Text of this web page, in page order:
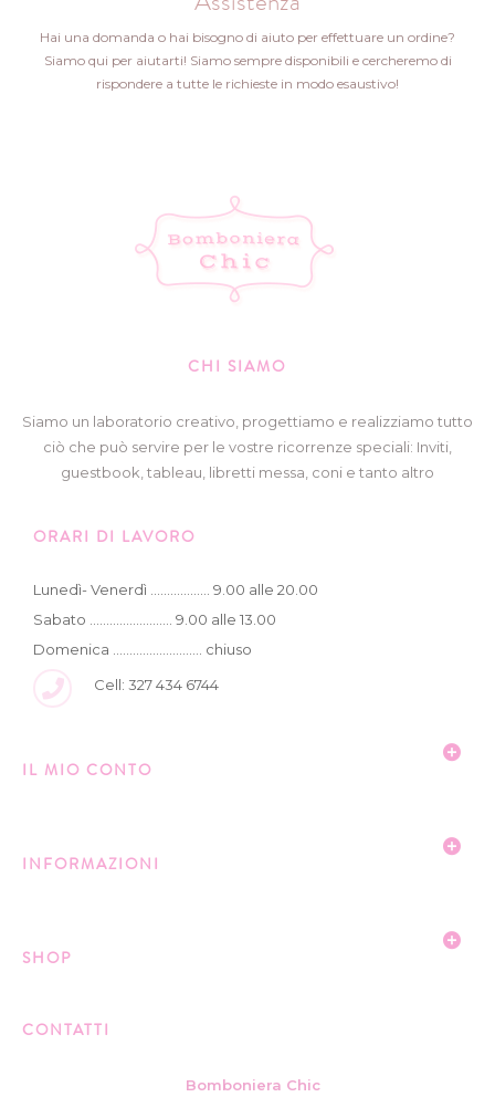
Hai una domanda o hai bisogno di aiuto per effettuare un ordine?
Siamo qui per aiutarti! Siamo sempre disponibili e cercheremo di
rispondere a tutte le richieste in modo esaustivo!
CHI SIAMO
Siamo un laboratorio creativo, progettiamo e realizziamo tutto
ciò che può servire per le vostre ricorrenze speciali: Inviti,
guestbook, tableau, libretti messa, coni e tanto altro
ORARI DI LAVORO
Lunedì- Venerdì .................. 9.00 alle 20.00
Sabato ......................... 9.00 alle 13.00
Domenica ........................... chiuso
Cell: 327 434 6744
IL MIO CONTO
INFORMAZIONI
SHOP
CONTATTI
Bomboniera Chic